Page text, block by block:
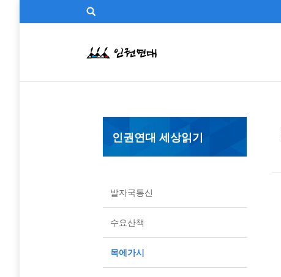
인권연대 세상읽기
발자국통신
수요산책
목에가시